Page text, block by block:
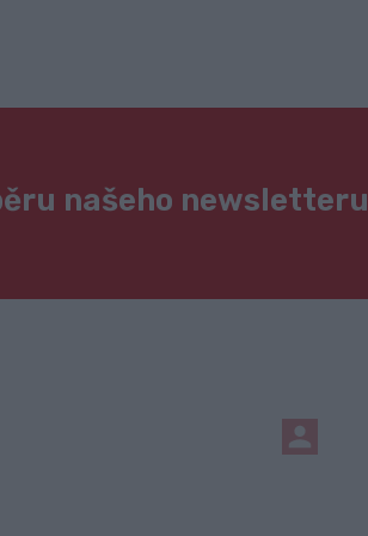
našeho newsletteru